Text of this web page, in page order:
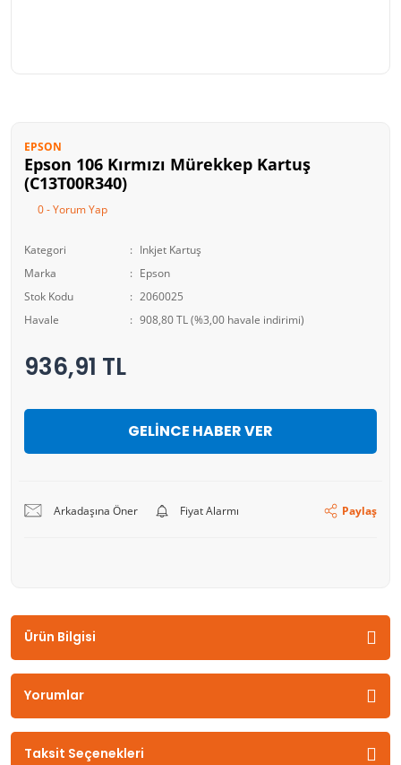
EPSON
Epson 106 Kırmızı Mürekkep Kartuş
(C13T00R340)
0 - Yorum Yap
Kategori
Inkjet Kartuş
Marka
Epson
Stok Kodu
2060025
Havale
908,80 TL (%3,00 havale indirimi)
936,91 TL
GELİNCE HABER VER
Arkadaşına Öner Fiyat Alarmı Paylaş
Ürün Bilgisi
Yorumlar
Taksit Seçenekleri